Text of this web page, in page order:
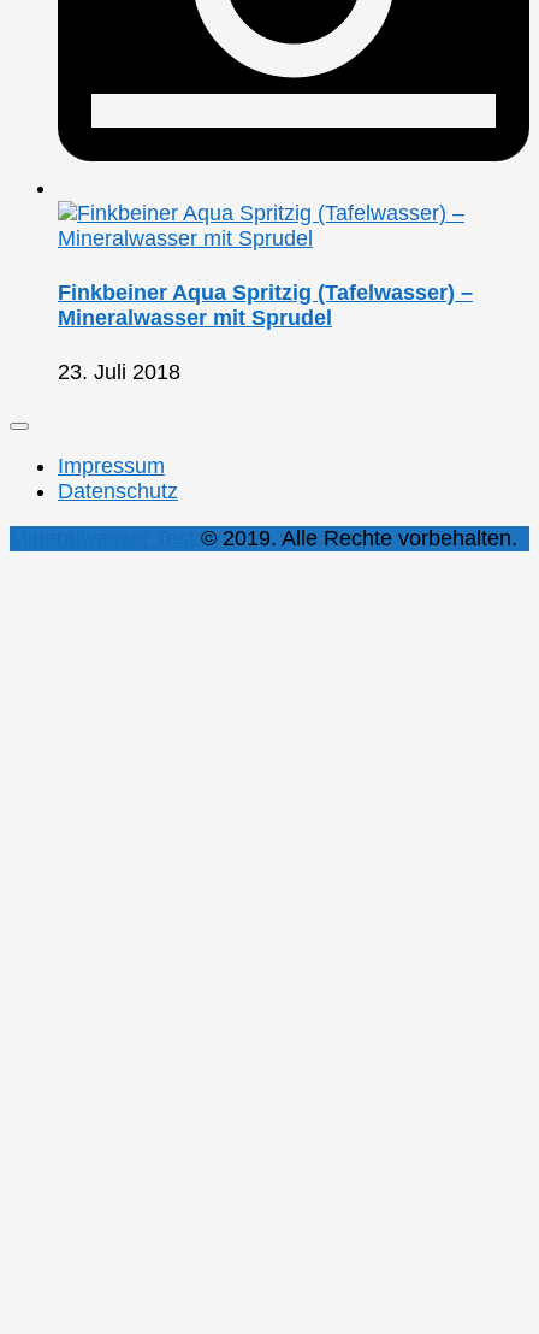
Finkbeiner Aqua Spritzig (Tafelwasser) –
Mineralwasser mit Sprudel
23. Juli 2018
Impressum
Datenschutz
© 2019. Alle Rechte vorbehalten.